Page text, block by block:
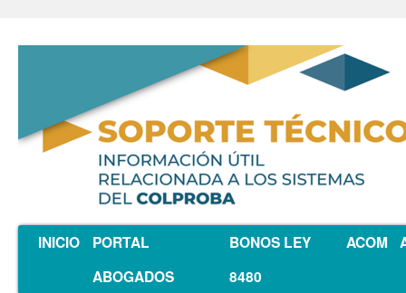
INICIO
PORTAL
ABOGADOS
BONOS LEY
8480
ACOM